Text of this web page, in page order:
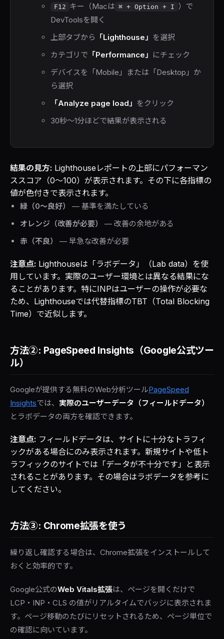
F12 キー（Macは ⌘ + Option + I ）で
DevToolsを開く
上部タブから 「Lighthouse」 を選択
カテゴリで 「Performance」 にチェック
デバイスを「Mobile」または「Desktop」か
ら選択
「Analyze page load」 をクリック
30秒〜1分ほどで結果が表示される
結果の見方: Lighthouseレポートの上部にパフォーマン
ススコア（0〜100）が表示されます。その下に各指標の
値が色付きで表示されます。
緑（0〜良好）
— 基準を満たしている
オレンジ（改善が必要）
— 改善の余地がある
赤（不良）
— 早急な改善が必要
注意点: Lighthouseは「ラボデータ」（Lab data）を使
用しています。実際のユーザー環境とは異なる結果にな
ることがあります。特にINPはユーザーの操作が必要な
ため、Lighthouseでは代替指標のTBT（Total Blocking
Time）で近似します。
方法②: PageSpeed Insights（Google公式ツー
ル）
Googleが提供する無料のWeb分析ツールPageSpeed
Insightsでは、 実際のユーザーデータ（フィールドデータ）
とラボデータの両方を確認できます。
注意点: フィールドデータは、サイトに十分なトラフィ
ックがある場合にのみ表示されます。新規サイトや低ト
ラフィックのサイトでは「データが不十分です」と表示
されることがあります。その場合はラボデータを参考に
してください。
方法③: Chrome拡張を使う
繰り返し確認する場合は、Chrome拡張をインストールして
おくと効率的です。
Google公式のWeb Vitals拡張は、ページを開くだけで
LCP・INP・CLS の値がリアルタイムでバッジに表示されま
す。ページ移動のたびにリセットされるため、ページ単位で
の確認に向いています。